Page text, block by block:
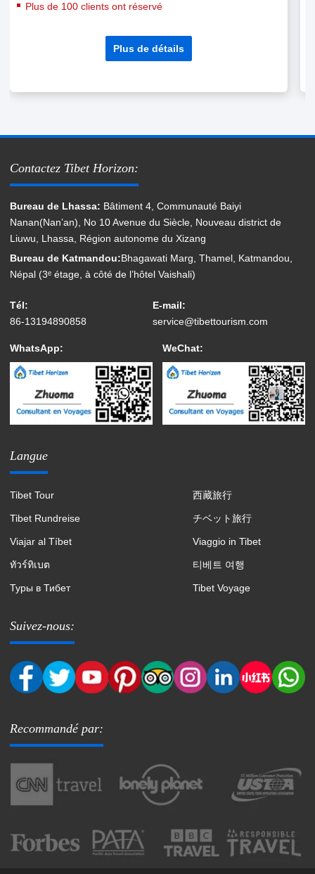
Plus de 100 clients ont réservé
Plus de détails
Contactez Tibet Horizon:
Bureau de Lhassa: Bâtiment 4, Communauté Baiyi
Nanan(Nan’an), No 10 Avenue du Siècle, Nouveau district de
Liuwu, Lhassa, Région autonome du Xizang
Bureau de Katmandou:Bhagawati Marg, Thamel, Katmandou,
Népal (3ᵉ étage, à côté de l’hôtel Vaishali)
Tél:
86-13194890858
E-mail:
service@tibettourism.com
WhatsApp: WeChat:
Langue
Tibet Tour 西藏旅行
Tibet Rundreise チベット旅行
Viajar al Tíbet Viaggio in Tibet
ทัวร์ทิเบต 티베트 여행
Туры в Тибет Tibet Voyage
Suivez-nous:
Recommandé par: